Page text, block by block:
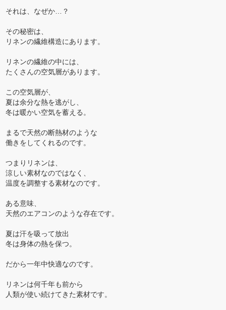
それは、なぜか…？
その秘密は、
リネンの繊維構造にあります。
リネンの繊維の中には、
たくさんの空気層があります。
この空気層が、
夏は余分な熱を逃がし、
冬は暖かい空気を蓄える。
まるで天然の断熱材のような
働きをしてくれるのです。
つまりリネンは、
涼しい素材なのではなく、
温度を調整する素材なのです。
ある意味、
天然のエアコンのような存在です。
夏は汗を吸って放出
冬は身体の熱を保つ。
だから一年中快適なのです。
リネンは何千年も前から
人類が使い続けてきた素材です。